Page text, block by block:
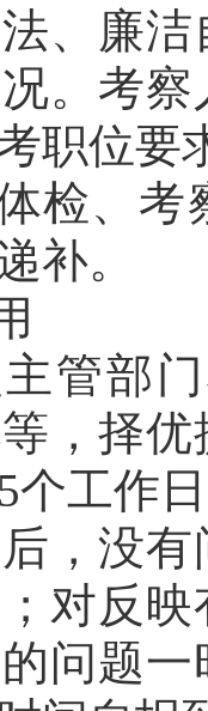
、廉
。考
职位要
检、
补。
管部
，择
个工作
，没
对反
问题